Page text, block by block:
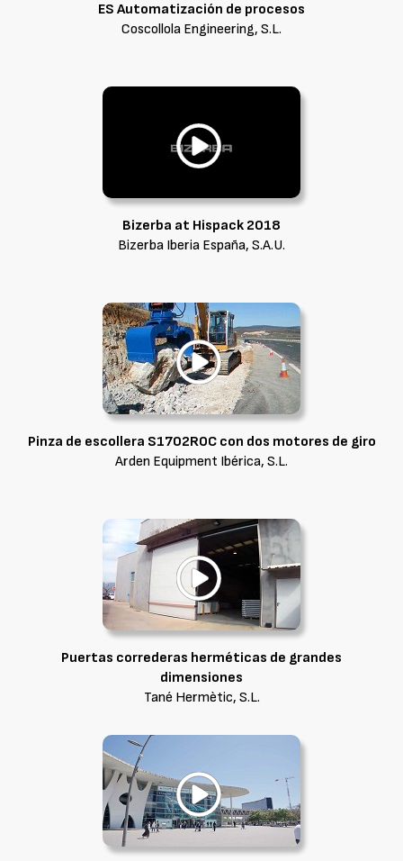
ES Automatización de procesos
Coscollola Engineering, S.L.
Bizerba at Hispack 2018
Bizerba Iberia España, S.A.U.
Pinza de escollera S1702ROC con dos motores de giro
Arden Equipment Ibérica, S.L.
Puertas correderas herméticas de grandes
dimensiones
Tané Hermètic, S.L.